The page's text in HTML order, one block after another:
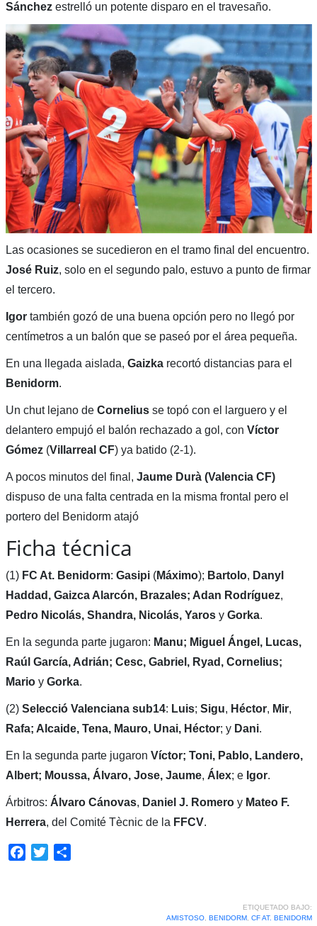
Sánchezestrelló un potente disparo en el travesaño.
Las ocasiones se sucedieron en el tramo final del encuentro.
José Ruiz, solo en el segundo palo, estuvo a punto de firmar
el tercero.
Igortambién gozó de una buena opción pero no llegó por
centímetros a un balón que se paseó por el área pequeña.
En una llegada aislada, Gaizkarecortó distancias para el
Benidorm.
Un chut lejano de Corneliusse topó con el larguero y el
delantero empujó el balón rechazado a gol, con Víctor
Gómez(Villarreal CF) ya batido (2-1).
A pocos minutos del final, Jaume Durà (Valencia CF)
dispuso de una falta centrada en la misma frontal pero el
portero del Benidorm atajó
Ficha técnica
(1) FC At. Benidorm: Gasipi(Máximo); Bartolo, Danyl
Haddad, Gaizca Alarcón, Brazales; Adan Rodríguez,
Pedro Nicolás, Shandra, Nicolás, Yaros y Gorka.
En la segunda parte jugaron: Manu; Miguel Ángel, Lucas,
Raúl García, Adrián; Cesc, Gabriel, Ryad, Cornelius;
Marioy Gorka.
(2) Selecció Valenciana sub14: Luis; Sigu, Héctor, Mir,
Rafa; Alcaide, Tena, Mauro, Unai, Héctor; y Dani.
En la segunda parte jugaron Víctor; Toni, Pablo, Landero,
Albert; Moussa, Álvaro, Jose, Jaume, Álex; e Igor.
Árbitros: Álvaro Cánovas, Daniel J. Romeroy Mateo F.
Herrera, del Comité Tècnic de la FFCV.
Facebook
Twitter
ETIQUETADO BAJO:
AMISTOSO, BENIDORM, CF AT. BENIDORM